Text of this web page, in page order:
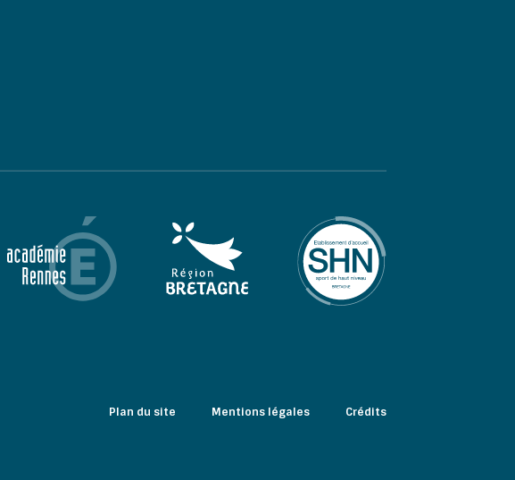
Plan du site Mentions légales Crédits